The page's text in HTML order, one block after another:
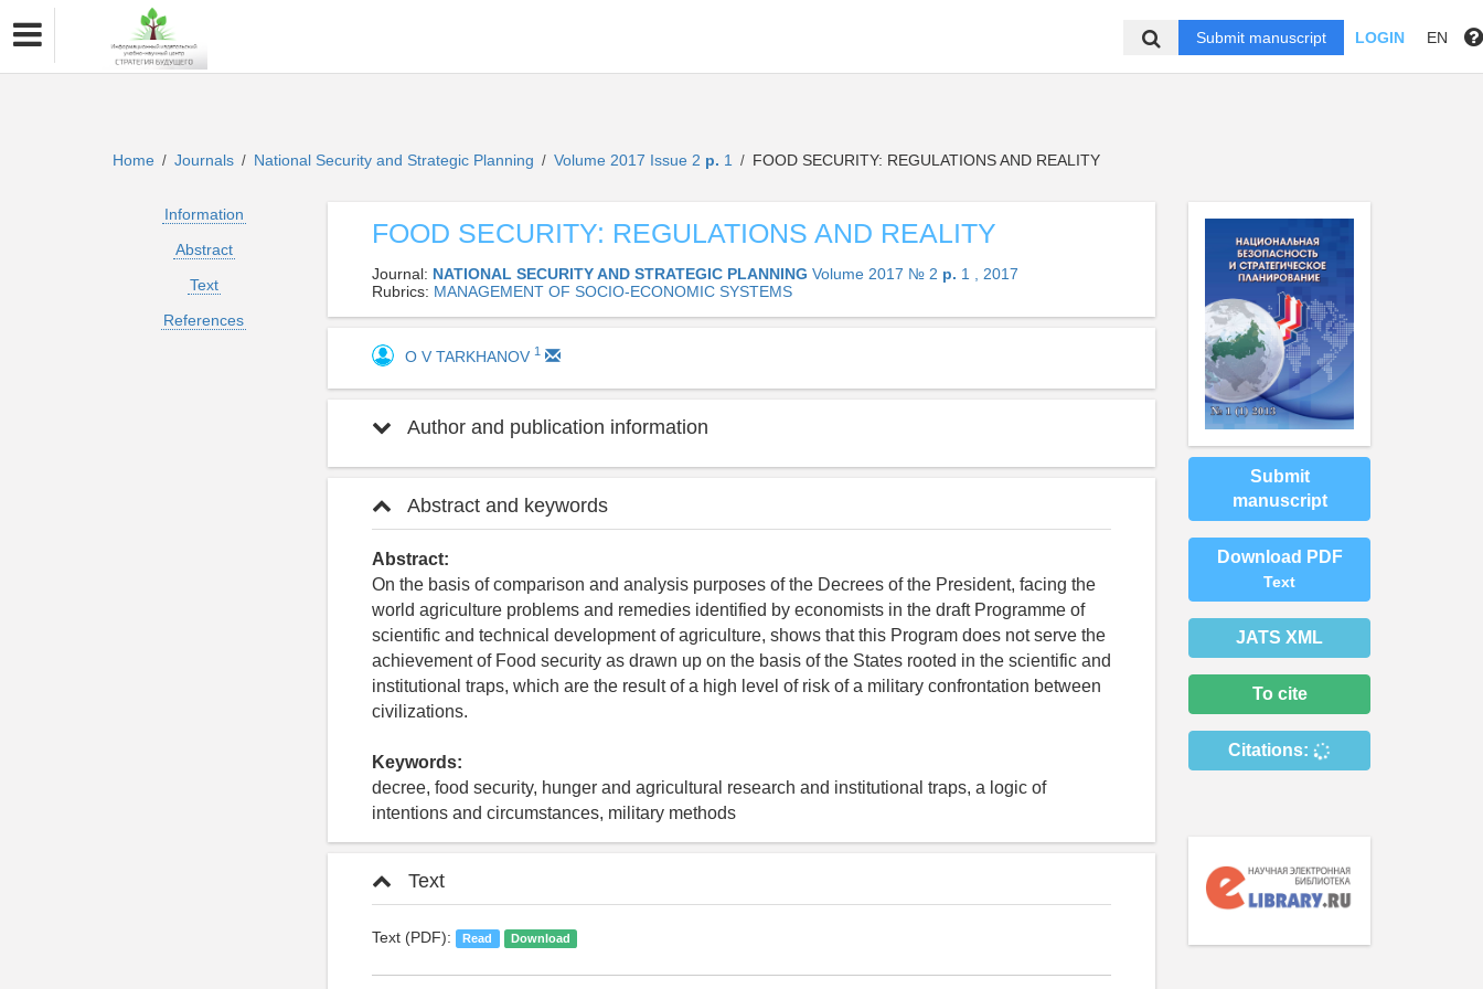
Submit manuscript LOGIN EN
Home / Journals / National Security and Strategic Planning / Volume 2017 Issue 2 p. 1 / FOOD SECURITY: REGULATIONS AND REALITY
Information
Abstract
Text
References
FOOD SECURITY: REGULATIONS AND REALITY
Journal: NATIONAL SECURITY AND STRATEGIC PLANNING Volume 2017 № 2 p. 1 , 2017
Rubrics: MANAGEMENT OF SOCIO-ECONOMIC SYSTEMS
O V TARKHANOV 1
Author and publication information
Abstract and keywords
Abstract:
On the basis of comparison and analysis purposes of the Decrees of the President, facing the
world agriculture problems and remedies identified by economists in the draft Programme of
scientific and technical development of agriculture, shows that this Program does not serve the
achievement of Food security as drawn up on the basis of the States rooted in the scientific and
institutional traps, which are the result of a high level of risk of a military confrontation between
civilizations.
Keywords:
decree, food security, hunger and agricultural research and institutional traps, a logic of
intentions and circumstances, military methods
Text
Text (PDF): Read Download
Submit
manuscript
Download PDF
Text
JATS XML
To cite
Citations: